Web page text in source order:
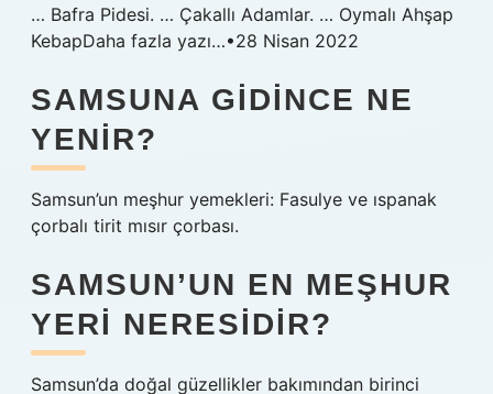
… Bafra Pidesi. … Çakallı Adamlar. … Oymalı Ahşap
KebapDaha fazla yazı…•28 Nisan 2022
SAMSUNA GIDINCE NE
YENIR?
Samsun’un meşhur yemekleri: Fasulye ve ıspanak
çorbalı tirit mısır çorbası.
SAMSUN’UN EN MEŞHUR
YERI NERESIDIR?
Samsun’da doğal güzellikler bakımından birinci